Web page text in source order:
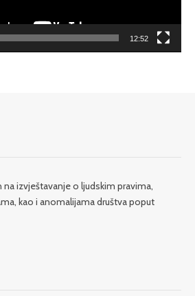
12:52
izvještavanje o ljudskim pravima,
kao i anomalijama društva poput